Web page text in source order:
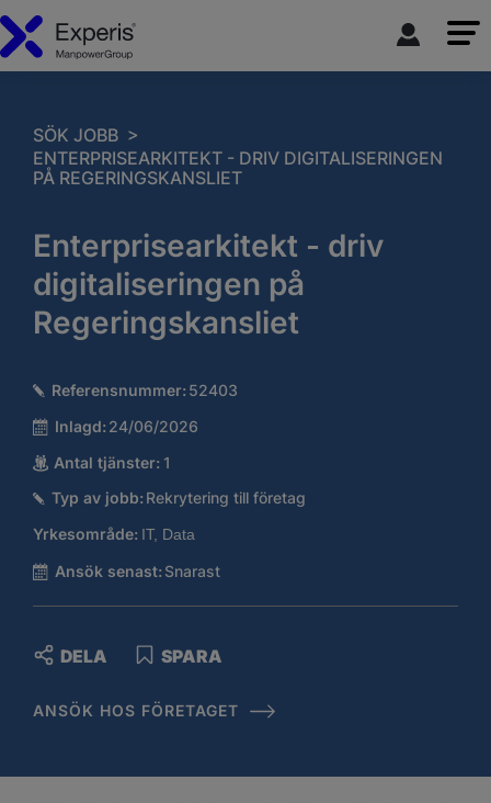
SÖK JOBB >
ENTERPRISEARKITEKT - DRIV DIGITALISERINGEN
PÅ REGERINGSKANSLIET
Enterprisearkitekt - driv
digitaliseringen på
Regeringskansliet
Referensnummer: 52403
Inlagd: 24/06/2026
Antal tjänster: 1
Typ av jobb: Rekrytering till företag
Yrkesområde: IT, Data
Ansök senast: Snarast
ANSÖK HOS FÖRETAGET
SPARA
DELA